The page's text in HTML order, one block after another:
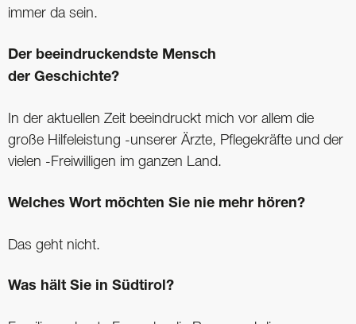
immer da sein.
Der beeindruckendste Mensch
der Geschichte?
In der aktuellen Zeit beeindruckt mich vor allem die
große Hilfeleistung -unserer Ärzte, Pflegekräfte und der
vielen -Freiwilligen im ganzen Land.
Welches Wort möchten Sie nie mehr hören?
Das geht nicht.
Was hält Sie in Südtirol?